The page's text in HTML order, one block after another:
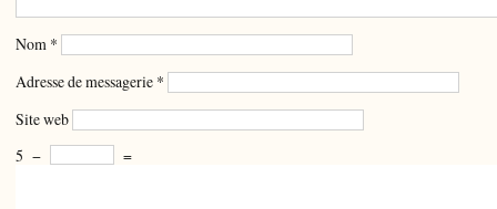
Nom *
Adresse de messagerie *
Site web
5 − =